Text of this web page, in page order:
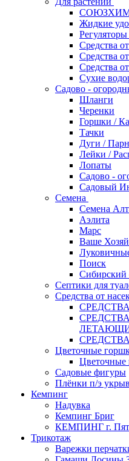
СОЮЗХИМ
Жидкие
Регуляторы
Средства
Средства
Средства
Сухие
Садово -
Шланги
Черенки
Горшки /
Тачки
Дуги /
Лейки /
Лопаты
Садово -
Садовый
Семена
Семена
Аэлита
Марс
Ваше
Поиск
Сибирский
Септики для
Средства от
Цветочные
Цветочные
Садовые фигуры
Плёнки п/э
Кемпинг
Надувка
Кемпинг Бриг
КЕМПИНГ г.
Трикотаж
Варежки